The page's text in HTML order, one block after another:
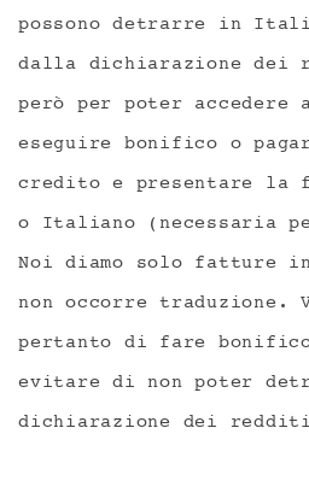
possono detrarre in
dalla dichiarazione dei
però per poter accedere
eseguire bonifico o
credito e presentare la
o Italiano (necessaria
Noi diamo solo fatture
non occorre traduzione.
pertanto di fare
evitare di non poter
dichiarazione dei